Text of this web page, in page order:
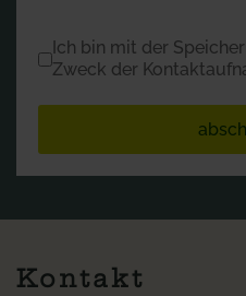
Datenschutz*
Ich bin mit der
Zweck der
Kontakt